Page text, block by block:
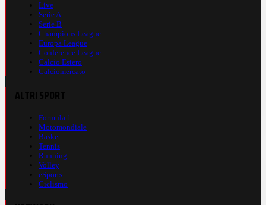
Live
Serie A
Serie B
Champions League
Europa League
Conference League
Calcio Estero
Calciomercato
Formula 1
Motomondiale
Basket
Tennis
Running
Volley
eSports
Ciclismo